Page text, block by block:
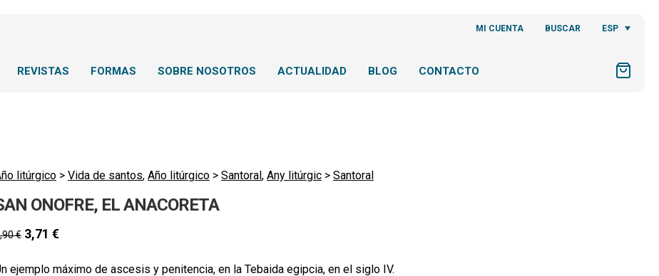
MI CUENTA BUSCAR ESP
REVISTAS FORMAS SOBRE NOSOTROS ACTUALIDAD BLOG CONTACTO
litúrgico > Vida de santos, Año litúrgico > Santoral, Any litúrgic > Santoral
ONOFRE, EL ANACORETA
€ 3,71 €
ejemplo máximo de ascesis y penitencia, en la Tebaida egipcia, en el siglo IV.